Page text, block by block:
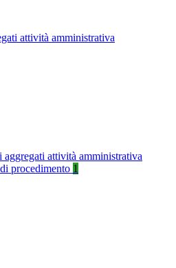
attività amministrativa
aggregati attività amministrativa
procedimento 1